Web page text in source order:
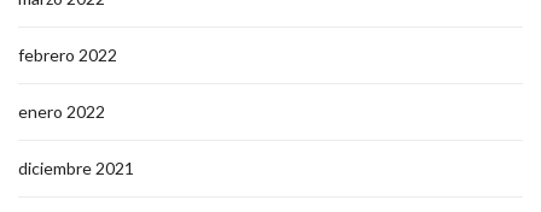
febrero 2022
enero 2022
diciembre 2021